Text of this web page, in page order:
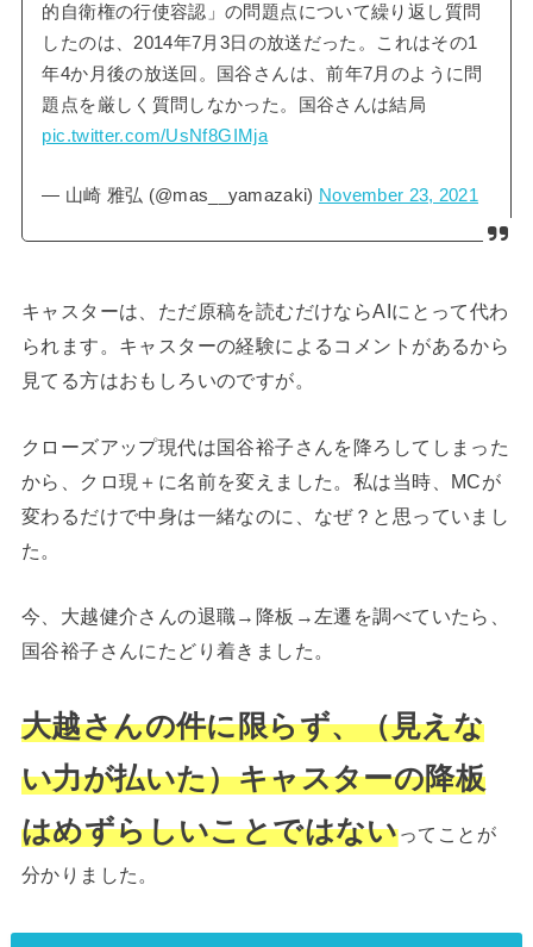
的自衛権の行使容認」の問題点について繰り返し質問
したのは、2014年7月3日の放送だった。これはその1
年4か月後の放送回。国谷さんは、前年7月のように問
題点を厳しく質問しなかった。国谷さんは結局
pic.twitter.com/UsNf8GIMja
— 山崎 雅弘 (@mas__yamazaki) November 23, 2021
キャスターは、ただ原稿を読むだけならAIにとって代わ
られます。キャスターの経験によるコメントがあるから
見てる方はおもしろいのですが。
クローズアップ現代は国谷裕子さんを降ろしてしまった
から、クロ現＋に名前を変えました。私は当時、MCが
変わるだけで中身は一緒なのに、なぜ？と思っていまし
た。
今、大越健介さんの退職→降板→左遷を調べていたら、
国谷裕子さんにたどり着きました。
大越さんの件に限らず、（見えな
い力が払いた）キャスターの降板
はめずらしいことではないってことが
分かりました。